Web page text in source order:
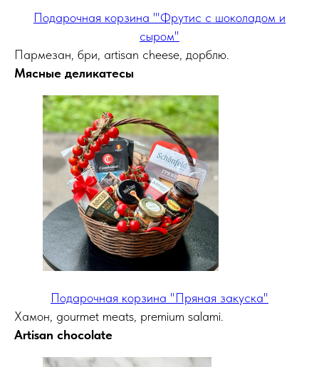
Подарочная корзина '"Фрутис с шоколадом и
сыром"
Пармезан, бри, artisan cheese, дорблю.
Мясные деликатесы
Подарочная корзина "Пряная закуска"
Хамон, gourmet meats, premium salami.
Artisan chocolate